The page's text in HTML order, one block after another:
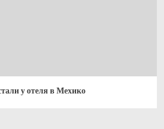
у отеля в Мехико